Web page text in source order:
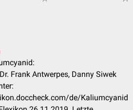
Frank Antwerpes, Danny Siwek
de/Kaliumcyanid